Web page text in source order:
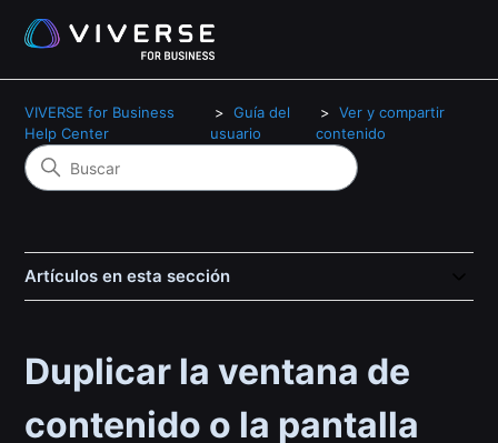
VIVERSE for Business
Help Center
Guía del
usuario
Ver y compartir
contenido
Artículos en esta sección
Duplicar la ventana de
contenido o la pantalla